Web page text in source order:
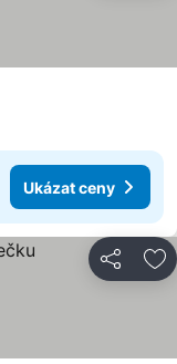
Ukázat ceny
Sdílet